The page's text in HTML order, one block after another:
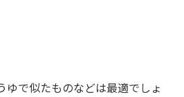
ゆで似たものなどは最適でしょ